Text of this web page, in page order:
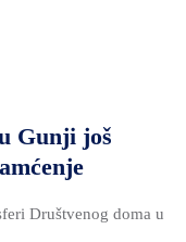
Gunji još
Društvenog doma u